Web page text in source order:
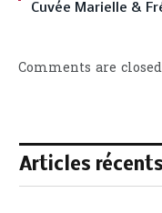
Cuvée Marielle &
Comments are
Articles récents